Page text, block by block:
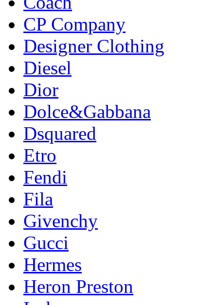
CP Company
Designer Clothing
Diesel
Dior
Dolce&Gabbana
Dsquared
Etro
Fendi
Fila
Givenchy
Gucci
Hermes
Heron Preston